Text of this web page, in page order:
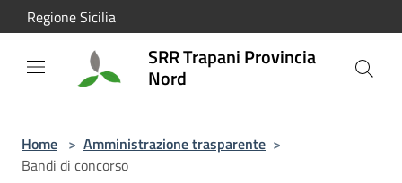
Salta al contenuto principale
Regione Sicilia
SRR Trapani Provincia
Nord
Home > Amministrazione trasparente >
Bandi di concorso